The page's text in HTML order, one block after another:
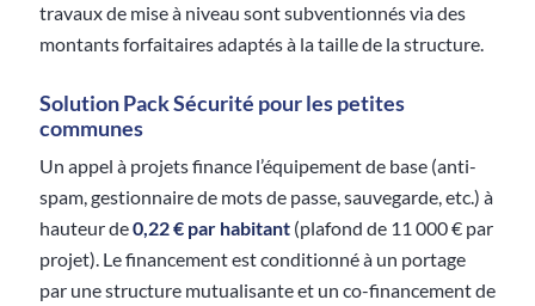
travaux de mise à niveau sont subventionnés via des
montants forfaitaires adaptés à la taille de la structure.
Solution Pack Sécurité pour les petites
communes
Un appel à projets finance l’équipement de base (anti-
spam, gestionnaire de mots de passe, sauvegarde, etc.) à
hauteur de0,22 € par habitant (plafond de 11 000 € par
projet). Le financement est conditionné à un portage
par une structure mutualisante et un co-financement de